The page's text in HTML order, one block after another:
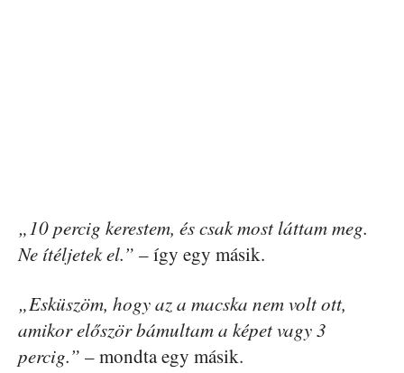
„10 percig kerestem, és csak most láttam meg.
Ne ítéljetek el.” – így egy másik.
„Esküszöm, hogy az a macska nem volt ott,
amikor először bámultam a képet vagy 3
percig.” – mondta egy másik.